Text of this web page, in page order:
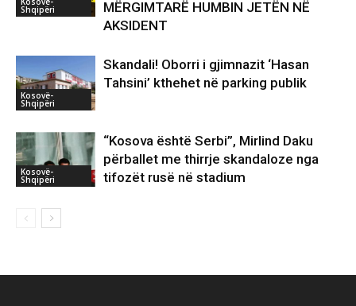
Shqipëri
MËRGIMTARË HUMBIN JETËN NË
AKSIDENT
Kosovë-
Shqipëri
Skandali! Oborri i gjimnazit ‘Hasan
Tahsini’ kthehet në parking publik
Kosovë-
Shqipëri
“Kosova është Serbi”, Mirlind Daku
përballet me thirrje skandaloze nga
tifozët rusë në stadium